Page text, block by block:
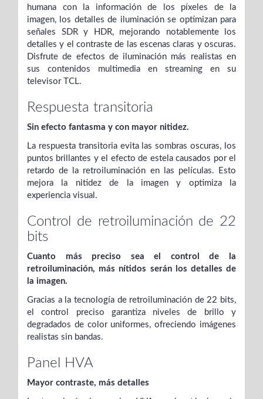
humana con la información de los píxeles de la
imagen, los detalles de iluminación se optimizan para
señales SDR y HDR, mejorando notablemente los
detalles y el contraste de las escenas claras y oscuras.
Disfrute de efectos de iluminación más realistas en
sus contenidos multimedia en streaming en su
televisor TCL.
Respuesta transitoria
Sin efecto fantasma y con mayor nitidez.
La respuesta transitoria evita las sombras oscuras, los
puntos brillantes y el efecto de estela causados ​​por el
retardo de la retroiluminación en las películas. Esto
mejora la nitidez de la imagen y optimiza la
experiencia visual.
Control de retroiluminación de 22
bits
Cuanto más preciso sea el control de la
retroiluminación, más nítidos serán los detalles de
la imagen.
Gracias a la tecnología de retroiluminación de 22 bits,
el control preciso garantiza niveles de brillo y
degradados de color uniformes, ofreciendo imágenes
realistas sin bandas.
Panel HVA
Mayor contraste, más detalles